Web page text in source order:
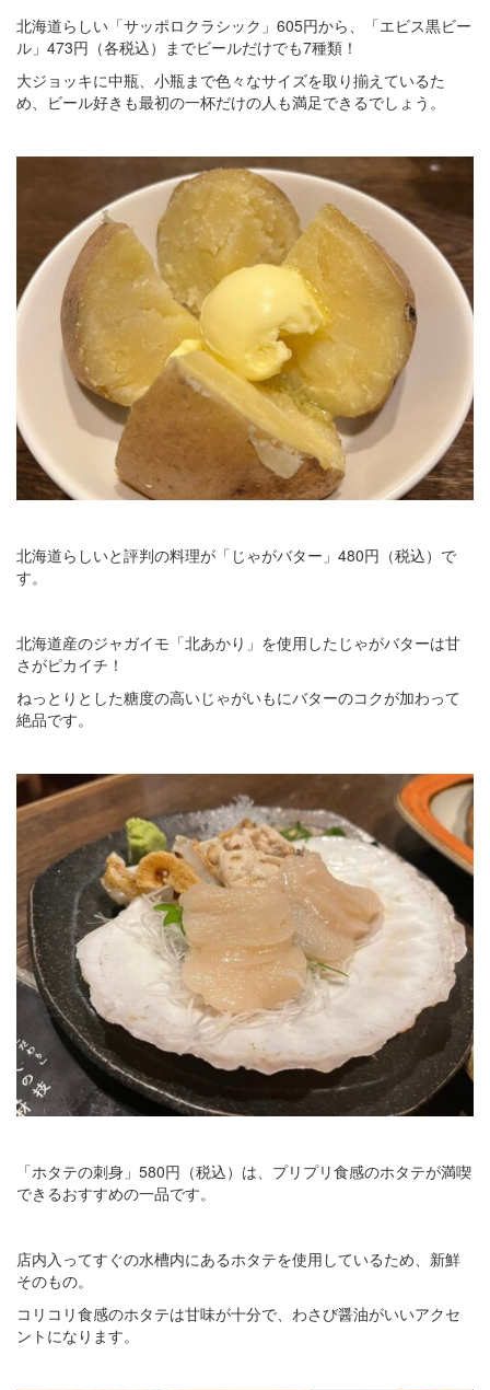
北海道らしい「サッポロクラシック」605円から、「エビス黒ビー
ル」473円（各税込）までビールだけでも7種類！
大ジョッキに中瓶、小瓶まで色々なサイズを取り揃えているた
め、ビール好きも最初の一杯だけの人も満足できるでしょう。
北海道らしいと評判の料理が「じゃがバター」480円（税込）で
す。
北海道産のジャガイモ「北あかり」を使用したじゃがバターは甘
さがピカイチ！
ねっとりとした糖度の高いじゃがいもにバターのコクが加わって
絶品です。
「ホタテの刺身」580円（税込）は、プリプリ食感のホタテが満喫
できるおすすめの一品です。
店内入ってすぐの水槽内にあるホタテを使用しているため、新鮮
そのもの。
コリコリ食感のホタテは甘味が十分で、わさび醤油がいいアクセ
ントになります。